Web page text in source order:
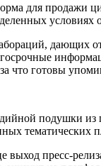
для продажи
условиях
дающих
что готовы
подушки из
пресс-